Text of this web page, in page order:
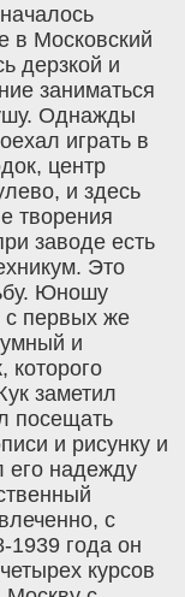
в Московский
дерзкой и
заниматься
Однажды
играть в
центр
и здесь
творения
заводе есть
Это
Юношу
с первых же
и
заметил
посещать
и рисунку и
его надежду
с
1939 года он
курсов